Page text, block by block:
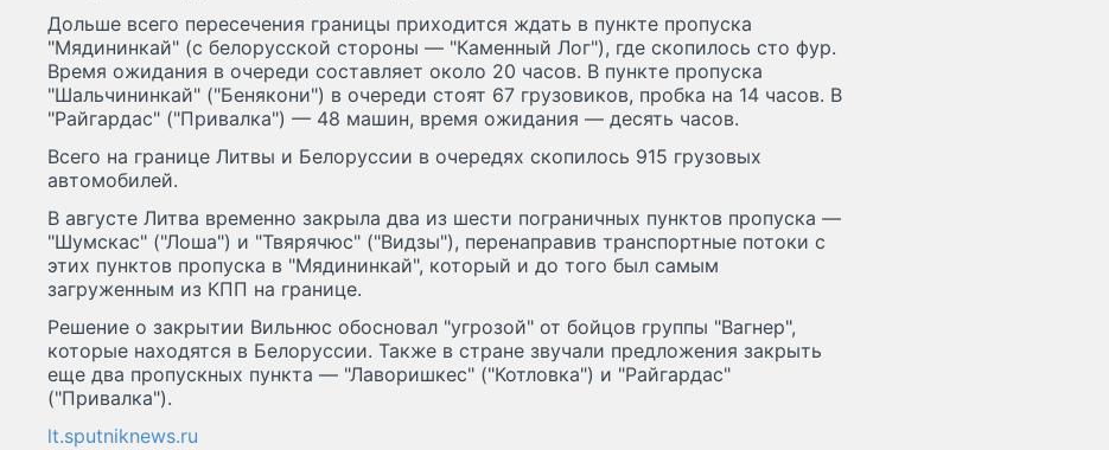
Дольше всего пересечения границы приходится ждать в пункте пропуска
"Мядининкай" (с белорусской стороны — "Каменный Лог"), где скопилось сто фур.
Время ожидания в очереди составляет около 20 часов. В пункте пропуска
"Шальчининкай" ("Бенякони") в очереди стоят 67 грузовиков, пробка на 14 часов. В
"Райгардас" ("Привалка") — 48 машин, время ожидания — десять часов.
Всего на границе Литвы и Белоруссии в очередях скопилось 915 грузовых
автомобилей.
В августе Литва временно закрыла два из шести пограничных пунктов пропуска —
"Шумскас" ("Лоша") и "Твярячюс" ("Видзы"), перенаправив транспортные потоки с
этих пунктов пропуска в "Мядининкай", который и до того был самым
загруженным из КПП на границе.
Решение о закрытии Вильнюс обосновал "угрозой" от бойцов группы "Вагнер",
которые находятся в Белоруссии. Также в стране звучали предложения закрыть
еще два пропускных пункта — "Лаворишкес" ("Котловка") и "Райгардас"
("Привалка").
lt.sputniknews.ru